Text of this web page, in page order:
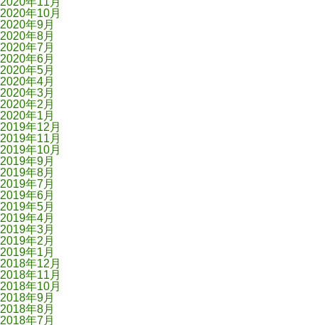
2020年10月
2020年9月
2020年8月
2020年7月
2020年6月
2020年5月
2020年4月
2020年3月
2020年2月
2020年1月
2019年12月
2019年11月
2019年10月
2019年9月
2019年8月
2019年7月
2019年6月
2019年5月
2019年4月
2019年3月
2019年2月
2019年1月
2018年12月
2018年11月
2018年10月
2018年9月
2018年8月
2018年7月